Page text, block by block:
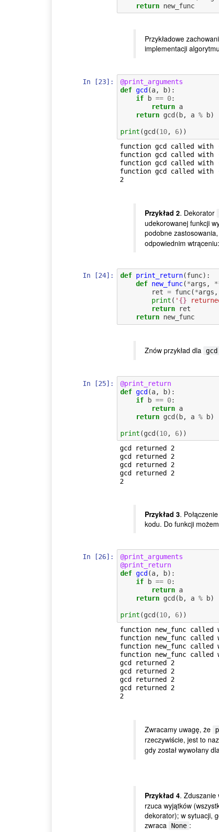
return new_func
Przykładowe
implementacji
In [23]:
@print_arguments
def gcd (a, b):
if
b == 0:
return a
return gcd ( b, a % b)
print (gcd (10, 6))
function gcd called
function gcd called
function gcd called
function gcd called
2
Przykład 2. Dekorator
udekorowanej funkcji
podobne
odpowiednim wtrąceniu:
In [24]: def print_return(func):
def new_func(*args ,
ret = func(*args ,
print ( ' {}
return
ret
return new_func
Znów przykład dla gcd
In [25]:
@print_return
def gcd(a, b):
if b == 0:
return a
return gcd(b, a % b)
print (gcd(10, 6))
gcd returned 2
gcd returned 2
gcd returned 2
gcd returned 2
2
Przykład 3.
kodu. Do funkcji
In [26]:
@print_arguments
@print_return
def gcd (a, b):
if
b == 0:
return a
return gcd ( b, a % b)
print (gcd (10, 6))
function new_func
function new_func
function new_func
function new_func
gcd returned 2
gcd returned 2
gcd returned 2
gcd returned 2
2
Zwracamy uwagę, że
rzeczywiście, jest to
gdy został wywołany
Przykład 4. Zduszanie
rzuca wyjątków
dekorator); w sytuacji,
zwraca
None :